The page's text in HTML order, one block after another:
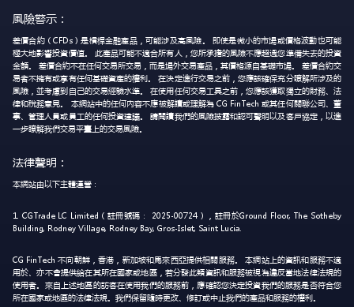
風險警示：
差價合約（CFDs）是槓桿金融產品，可能涉及高風險。 即使是微小的市場或價格波動也可能
極大地影響投資價值。 此產品可能不適合所有人，您所承擔的風險不應超過您準備失去的投資
金額。 差價合約不在任何交易所交易，而是場外交易產品，其價格源自基礎市場。 差價合約交
易者不擁有或享有任何基礎資產的權利。 在決定進行交易之前，您應該確保充分瞭解所涉及的
風險，並考慮到自己的交易經驗水準。 在使用任何交易工具之前，您應該獲取獨立的財務、法
律和稅務意見。 本網站中的任何內容不應被解讀或理解為 CG FinTech 或其任何關聯公司、董
事、管理人員或員工的任何投資建議。 請閱讀我們的風險披露和認可聲明以及客戶協定，以進
一步瞭解我們交易平臺上的交易風險。
法律聲明：
本網站由以下主體運營：
1. CGTrade LC Limited（註冊號碼： 2025-00724），註冊於Ground Floor, The Sotheby
Building, Rodney Village, Rodney Bay, Gros-Islet, Saint Lucia.
CG FinTech 不向朝鮮，香港，新加坡和馬來西亞提供相關服務。 本網站上的資訊和服務不適
用於、亦不會提供給在其所在國家或地區，若分發此類資訊和服務被視為違反當地法律法規的
使用者。來自上述地區的訪客在使用我們的服務前，應確認您決定投資我們的服務是否符合您
所在國家或地區的法律法規。我們保留隨時更改、修訂或中止我們的產品和服務的權利。